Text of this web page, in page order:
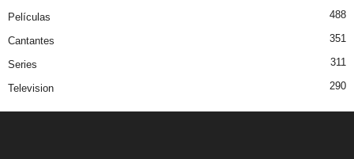
Películas 488
Cantantes 351
Series 311
Television 290